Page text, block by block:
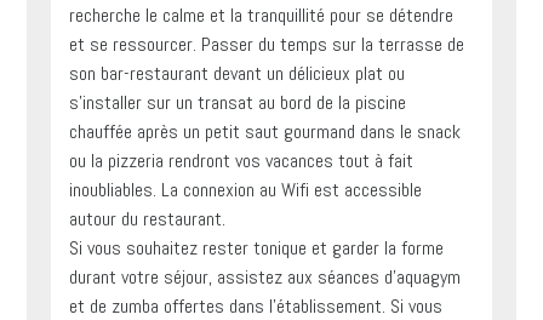
recherche le calme et la tranquillité pour se détendre
et se ressourcer. Passer du temps sur la terrasse de
son bar-restaurant devant un délicieux plat ou
s’installer sur un transat au bord de la piscine
chauffée après un petit saut gourmand dans le snack
ou la pizzeria rendront vos vacances tout à fait
inoubliables. La connexion au Wifi est accessible
autour du restaurant.
Si vous souhaitez rester tonique et garder la forme
durant votre séjour, assistez aux séances d’aquagym
et de zumba offertes dans l’établissement. Si vous